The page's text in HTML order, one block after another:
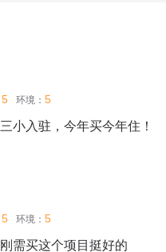
5 环境： 5
小入驻，今年买今年住！
5 环境： 5
需买这个项目挺好的